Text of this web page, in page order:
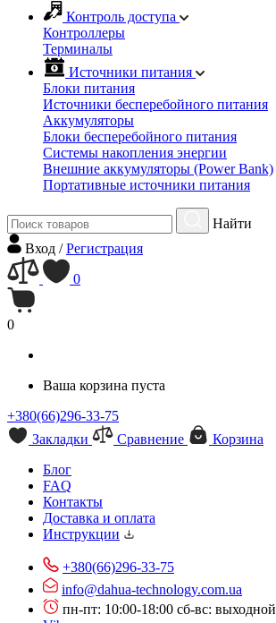
Контроль доступа
Контроллеры
Терминалы
Источники питания
Блоки питания
Источники бесперебойного питания
Аккумуляторы
Блоки бесперебойного питания
Системы накопления энергии
Внешние аккумуляторы (Power Bank)
Портативные источники питания
Найти
Вход /Регистрация
0
0
Ваша корзина пуста
+380(66)296-33-75
Закладки
Сравнение
Корзина
Блог
FAQ
Контакты
Доставка и оплата
Инструкции
+380(66)296-33-75
info@dahua-technology.com.ua
пн-пт: 10:00-18:00 сб-вс: выходной